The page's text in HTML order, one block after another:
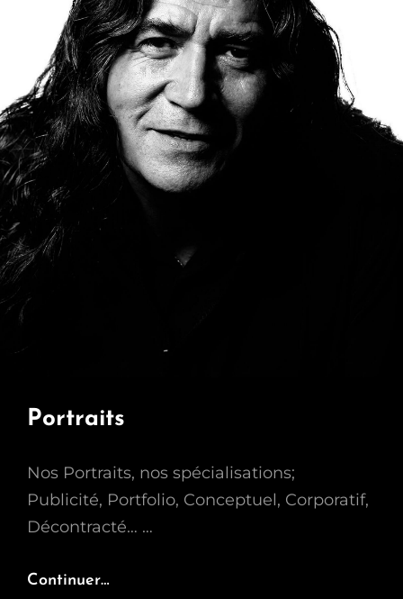
Portraits
Nos Portraits, nos spécialisations;
Publicité, Portfolio, Conceptuel, Corporatif,
Décontracté… …
Continuer…